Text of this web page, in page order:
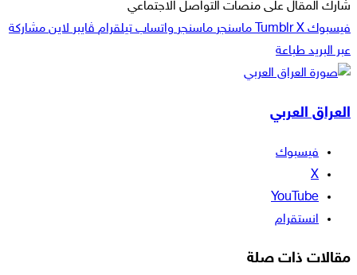
شارك المقال على منصات التواصل الاجتماعي
فيسبوك ‫X ماسنجر ماسنجر واتساب تيلقرام ڤايبر لاين مشاركة
عبر البريد طباعة
العراق العربي
فيسبوك
‫X
‫YouTube
انستقرام
مقالات ذات صلة